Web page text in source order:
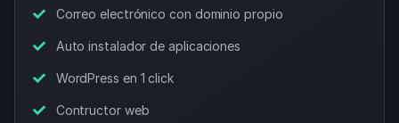
Correo electrónico con dominio propio
Auto instalador de aplicaciones
WordPress en 1 click
Contructor web